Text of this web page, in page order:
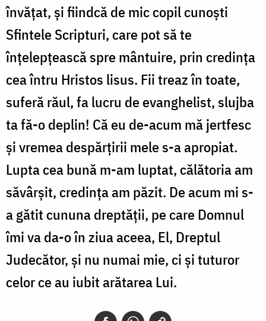
învăţat, şi fiindcă de mic copil cunoşti
Sfintele Scripturi, care pot să te
înţelepţească spre mântuire, prin credinţa
cea întru Hristos lisus. Fii treaz în toate,
suferă răul, fa lucru de evanghelist, slujba
ta fă-o deplin! Că eu de-acum mă jertfesc
şi vremea despărţirii mele s-a apropiat.
Lupta cea bună m-am luptat, călătoria am
săvârşit, credinţa am păzit. De acum mi s-
a gătit cununa dreptăţii, pe care Domnul
îmi va da-o în ziua aceea, El, Dreptul
Judecător, şi nu numai mie, ci şi tuturor
celor ce au iubit arătarea Lui.